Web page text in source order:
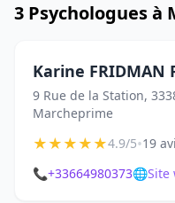
3 Psychologues à
Karine FRIDMAN
9 Rue de la Station,
Marcheprime
★★★★★4.9/5•19
📞+33664980373🌐Site